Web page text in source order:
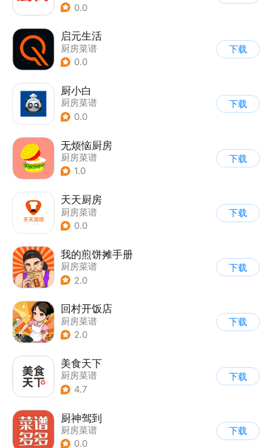
0.0
启元生活
厨房菜谱
0.0
下载
厨小白
厨房菜谱
0.0
下载
无烦恼厨房
厨房菜谱
1.0
下载
天天厨房
厨房菜谱
0.0
下载
我的煎饼摊手册
厨房菜谱
2.0
下载
回村开饭店
厨房菜谱
2.0
下载
美食天下
厨房菜谱
4.7
下载
厨神驾到
厨房菜谱
0.0
下载